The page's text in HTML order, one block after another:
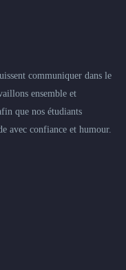
communiquer dans le
ensemble et
que nos étudiants
avec confiance et humour.